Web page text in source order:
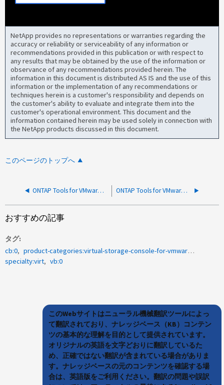
NetApp provides no representations or warranties regarding the
accuracy or reliability or serviceability of any information or
recommendations provided in this publication or with respect to
any results that may be obtained by the use of the information or
observance of any recommendations provided herein. The
information in this document is distributed AS IS and the use of this
information or the implementation of any recommendations or
techniques herein is a customer's responsibility and depends on
the customer's ability to evaluate and integrate them into the
customer's operational environment. This document and the
information contained herein may be used solely in connection with
the NetApp products discussed in this document.
このページのトップへ
ONTAP Tools for VMware vSphere: 「Certificate installation on ONTAP failed」エラーが、直接SVMをOTVに追加する際に発生する ONTAP Tools for VMware vSphere：データストアプロビジョニングウィザードに誤ったデータセンターが表示される
おすすめの記事
タグ
cb:0
product-categories:virtual-storage-console-for-vmware-vsphere
specialty:virt
vb:0
このWebサイトはニューラル機械翻訳ツールによっ
て翻訳されており、ナレッジベース（KB）コンテン
ツの基本的な理解を目的として提供されています。
オリジナルの英語を文字どおりに翻訳しているた
め、正確ではない翻訳が含まれている場合がありま
す。ナレッジベースの元のコンテンツを確認する場
合は、英語版をご利用ください。翻訳の問題や誤訳